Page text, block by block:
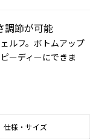
調節が可能
ルフ。ボトムアップ
ーディーにできま
仕様・サイズ